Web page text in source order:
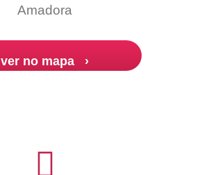
Amadora
ver no mapa ›